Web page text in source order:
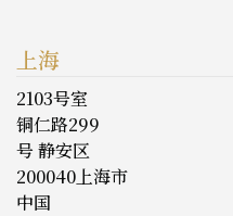
上海
2103号室
铜仁路299
号 静安区
200040上海市
中国